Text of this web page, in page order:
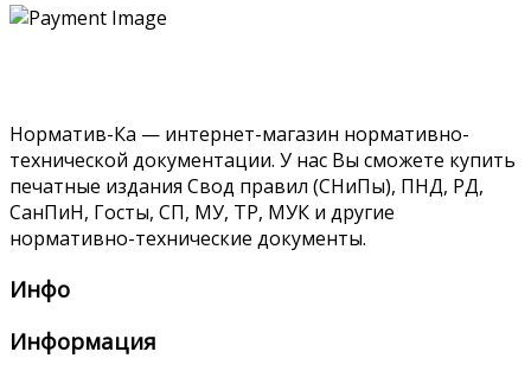
Норматив-Ка — интернет-магазин нормативно-
технической документации. У нас Вы сможете купить
печатные издания Свод правил (СНиПы), ПНД, РД,
СанПиН, Госты, СП, МУ, ТР, МУК и другие
нормативно-технические документы.
Инфо
Информация